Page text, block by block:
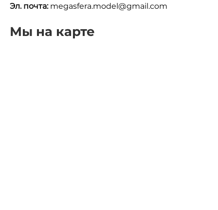
Эл. почта:megasfera.model@gmail.com
Мы на карте